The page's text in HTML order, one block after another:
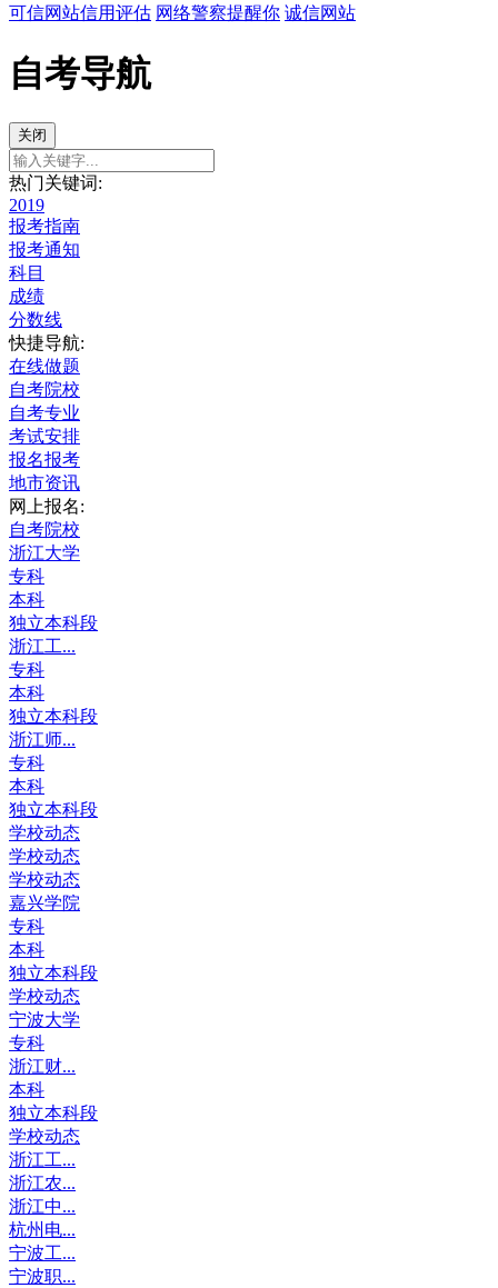
可信网站信用评估 网络警察提醒你 诚信网站
自考导航
关闭
热门关键词:
2019
报考指南
报考通知
科目
成绩
分数线
快捷导航:
在线做题
自考院校
自考专业
考试安排
报名报考
地市资讯
网上报名:
自考院校
浙江大学
专科
本科
独立本科段
浙江工...
专科
本科
独立本科段
浙江师...
专科
本科
独立本科段
学校动态
学校动态
学校动态
嘉兴学院
专科
本科
独立本科段
学校动态
宁波大学
专科
浙江财...
本科
独立本科段
学校动态
浙江工...
浙江农...
浙江中...
杭州电...
宁波工...
宁波职...